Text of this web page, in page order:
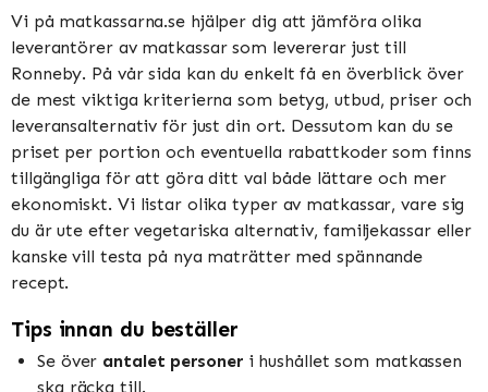
Vi på matkassarna.se hjälper dig att jämföra olika
leverantörer av matkassar som levererar just till
Ronneby. På vår sida kan du enkelt få en överblick över
de mest viktiga kriterierna som betyg, utbud, priser och
leveransalternativ för just din ort. Dessutom kan du se
priset per portion och eventuella rabattkoder som finns
tillgängliga för att göra ditt val både lättare och mer
ekonomiskt. Vi listar olika typer av matkassar, vare sig
du är ute efter vegetariska alternativ, familjekassar eller
kanske vill testa på nya maträtter med spännande
recept.
Tips innan du beställer
Se över antalet personeri hushållet som matkassen
ska räcka till.